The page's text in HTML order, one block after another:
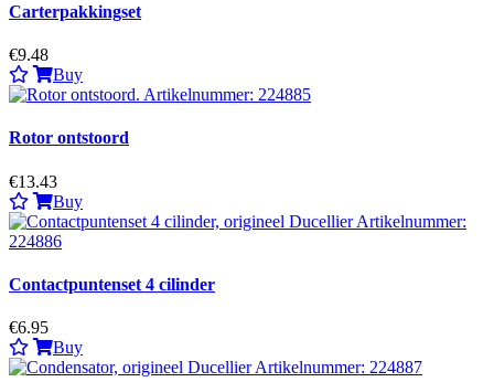
Carterpakkingset
€9.48
Buy
Rotor ontstoord
€13.43
Buy
Contactpuntenset 4 cilinder
€6.95
Buy